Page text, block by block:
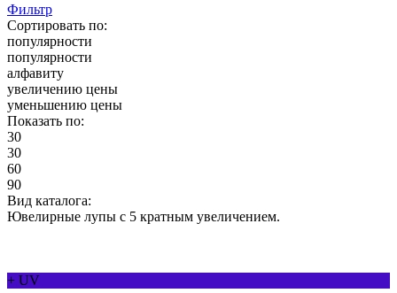
Фильтр
Сортировать по:
популярности
популярности
алфавиту
увеличению цены
уменьшению цены
Показать по:
30
30
60
90
Вид каталога:
Ювелирные лупы с 5 кратным увеличением.
+ UV